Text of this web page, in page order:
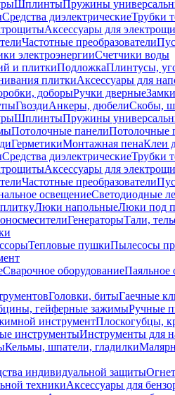
ШплинтыПружины
Средства диэлектрическиеТрубки
Аксессуары для
Частотные преобразователи
электроэнергииСчетчики воды
и плиткиПодложкаПлинтусы,
плиткиАксессуары для
доборыРучки дверные
ГвоздиАнкеры, дюбелиСкобы,
ШплинтыПружины
Потолочные панелиПотолочные
ГерметикиМонтажная пенаКлеи
Средства диэлектрическиеТрубки
Аксессуары для
Частотные преобразователи
освещениеСветодиодные
Люки напольныеЛюки под
ГенераторыТали,
Тепловые пушкиПылесосы
Сварочное оборудованиеПаяльное
Головки, битыГаечные
гейферные зажимыРучные
инструментПлоскогубцы,
инструментыИнструменты для
Кельмы, шпатели, гладилки
индивидуальной защиты
техникиАксессуары для